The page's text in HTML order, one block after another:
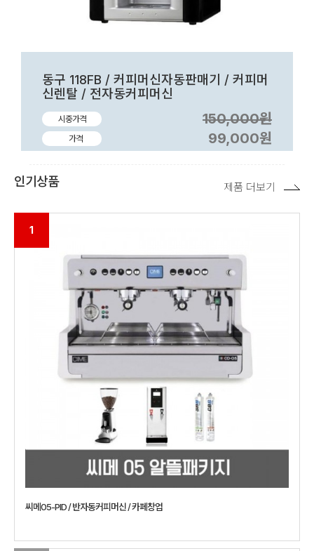
동구 118FB / 커피머신자동판매기 / 커피머
신렌탈 / 전자동커피머신
시중가격 150,000원
가격 99,000원
인기상품
1
씨메05-PID / 반자동커피머신 / 카페창업
제품 더보기